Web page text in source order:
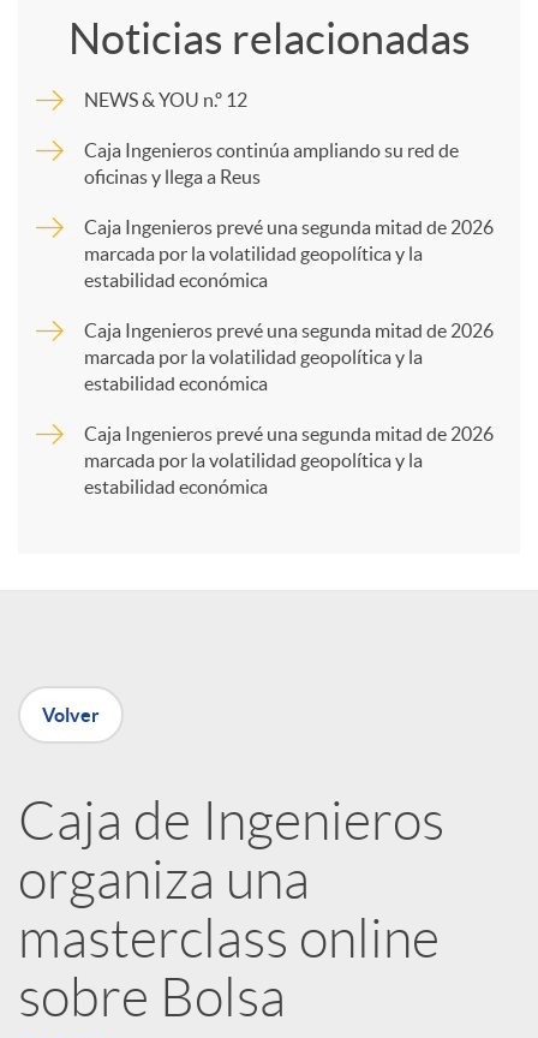
m
p
a
n
e
d
e
Noticias relacionadas
NEWS & YOU n.º 12
Caja Ingenieros continúa ampliando su red de
oficinas y llega a Reus
Caja Ingenieros prevé una segunda mitad de 2026
marcada por la volatilidad geopolítica y la
estabilidad económica
Caja Ingenieros prevé una segunda mitad de 2026
marcada por la volatilidad geopolítica y la
estabilidad económica
Caja Ingenieros prevé una segunda mitad de 2026
marcada por la volatilidad geopolítica y la
estabilidad económica
Volver
Caja de Ingenieros
organiza una
masterclass online
sobre Bolsa